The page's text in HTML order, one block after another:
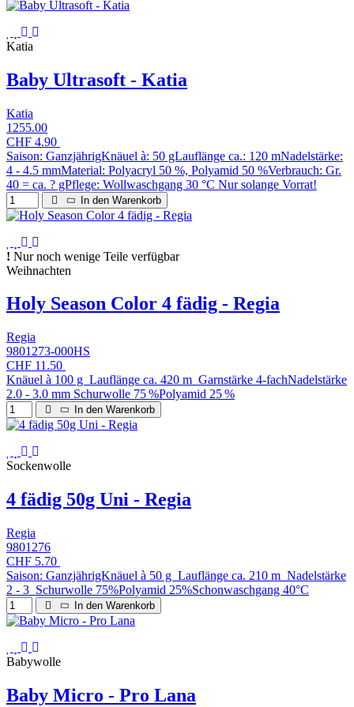
Katia
Baby Ultrasoft - Katia
Katia
1255.00
CHF 4.90
Saison: GanzjährigKnäuel à: 50 gLauflänge ca.: 120 mNadelstärke:
4 - 4.5 mmMaterial: Polyacryl 50 %, Polyamid 50 %Verbrauch: Gr.
40 = ca. ? gPflege: Wollwaschgang 30 °C Nur solange Vorrat!
In den Warenkorb
Nur noch wenige Teile verfügbar
Weihnachten
Holy Season Color 4 fädig - Regia
Regia
9801273-000HS
CHF 11.50
Knäuel à 100 g Lauflänge ca. 420 m Garnstärke 4-fachNadelstärke
2.0 - 3.0 mm Schurwolle 75 %Polyamid 25 %
In den Warenkorb
Sockenwolle
4 fädig 50g Uni - Regia
Regia
9801276
CHF 5.70
Saison: GanzjährigKnäuel à 50 g Lauflänge ca. 210 m Nadelstärke
2 - 3 Schurwolle 75%Polyamid 25%Schonwaschgang 40°C
In den Warenkorb
Babywolle
Baby Micro - Pro Lana